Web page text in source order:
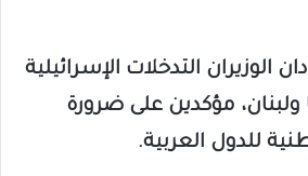
الوزيران التدخلات الإسرائيلية
ولبنان، مؤكدين على ضرورة
للدول العربية.